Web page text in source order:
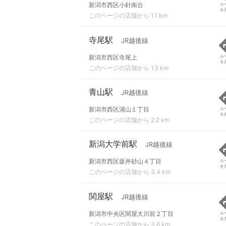
新潟市西区小針南台
このページの店舗から 1.1 km
ル
を
寺尾駅 JR越後線
新潟市西区寺尾上
このページの店舗から 1.5 km
ル
を
青山駅 JR越後線
新潟市西区浦山１丁目
このページの店舗から 2.2 km
ル
を
新潟大学前駅 JR越後線
新潟市西区坂井砂山４丁目
このページの店舗から 3.4 km
ル
を
関屋駅 JR越後線
新潟市中央区関屋大川前２丁目
このページの店舗から 3.6 km
ル
を